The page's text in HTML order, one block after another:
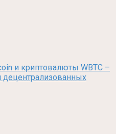
и криптовалюты WBTC –
децентрализованных